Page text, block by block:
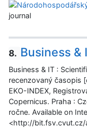
journal
8. Business &
Business & IT :
recenzovaný časopis
EKO-INDEX,
Copernicus. Praha :
ročne. Available on
<http://bit.fsv.cvut.cz/